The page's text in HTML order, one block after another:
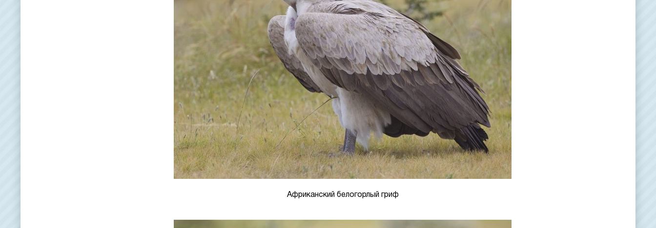
Африканский белогорлый гриф